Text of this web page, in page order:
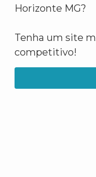
Horizonte MG?
Tenha um site
competitivo!